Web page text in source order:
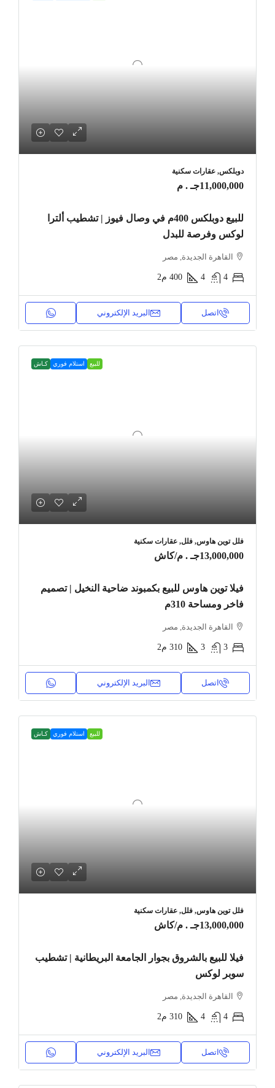
دوبلكس, عقارات سكنية
11,000,000جـ . م
للبيع دوبلكس 400م في وصال فيوز | تشطيب ألترا
لوكس وفرصة للبدل
القاهرة الجديدة, مصر
4
4
400 م2
اتصل البريد الإلكتروني
للبيع استلام فوري كـاش
فلل توين هاوس, فلل, عقارات سكنية
13,000,000جـ . م /كاش
فيلا توين هاوس للبيع بكمبوند ضاحية النخيل | تصميم
فاخر ومساحة 310م
القاهرة الجديدة, مصر
3
3
310 م2
اتصل البريد الإلكتروني
للبيع استلام فوري كـاش
فلل توين هاوس, فلل, عقارات سكنية
13,000,000جـ . م /كاش
فيلا للبيع بالشروق بجوار الجامعة البريطانية | تشطيب
سوبر لوكس
القاهرة الجديدة, مصر
4
4
310 م2
اتصل البريد الإلكتروني